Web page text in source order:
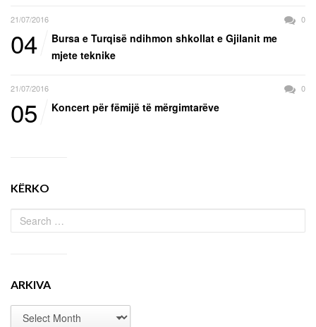
21/07/2016 0
04
Bursa e Turqisë ndihmon shkollat e Gjilanit me
mjete teknike
21/07/2016 0
05 Koncert për fëmijë të mërgimtarëve
KËRKO
ARKIVA